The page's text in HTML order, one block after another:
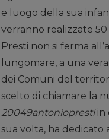
e luogo della sua
verranno realizzate 50
Presti non si ferma
lungomare, a una
dei Comuni del
scelto di chiamare la
20049antonioprestiin
sua volta, ha dedicato